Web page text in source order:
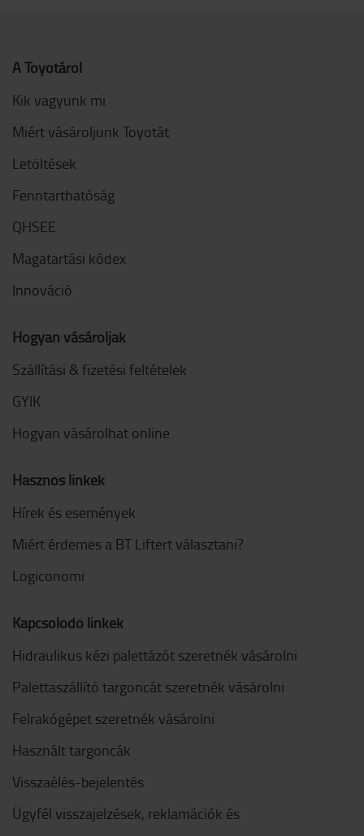
A Toyotáról
Kik vagyunk mi
Miért vásároljunk Toyotát
Letöltések
Fenntarthatóság
QHSEE
Magatartási kódex
Innováció
Hogyan vásároljak
Szállítási & fizetési feltételek
GYIK
Hogyan vásárolhat online
Hasznos linkek
Hírek és események
Miért érdemes a BT Liftert választani?
Logiconomi
Kapcsolódó linkek
Hidraulikus kézi palettázót szeretnék vásárolni
Palettaszállító targoncát szeretnék vásárolni
Felrakógépet szeretnék vásárolni
Használt targoncák
Visszaélés-bejelentés
Ügyfél visszajelzések, reklamációk és